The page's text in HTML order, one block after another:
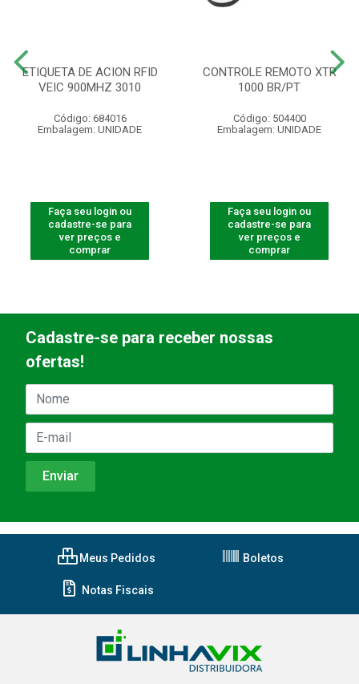
ETIQUETA DE ACION RFID
VEIC 900MHZ 3010
Código: 684016
Embalagem: UNIDADE
Faça seu login ou
cadastre-se para
ver preços e
comprar
CONTROLE REMOTO XTR
1000 BR/PT
Código: 504400
Embalagem: UNIDADE
Faça seu login ou
cadastre-se para
ver preços e
comprar
Cadastre-se para receber nossas
ofertas!
Meus Pedidos Boletos
Notas Fiscais